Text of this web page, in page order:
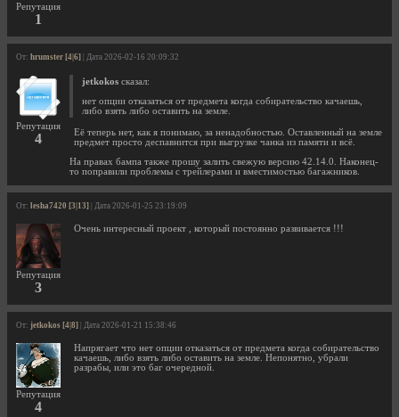
Репутация
1
От: hrumster [4|6] | Дата 2026-02-16 20:09:32
Репутация
4
jetkokos сказал:
нет опции отказаться от предмета когда собирательство качаешь,
либо взять либо оставить на земле.
Её теперь нет, как я понимаю, за ненадобностью. Оставленный на земле
предмет просто деспавнится при выгрузке чанка из памяти и всё.
На правах бампа также прошу залить свежую версию 42.14.0. Наконец-
то поправили проблемы с трейлерами и вместимостью багажников.
От: lesha7420 [3|13] | Дата 2026-01-25 23:19:09
Репутация
3
Очень интересный проект , который постоянно развивается !!!
От: jetkokos [4|8] | Дата 2026-01-21 15:38:46
Репутация
4
Напрягает что нет опции отказаться от предмета когда собирательство
качаешь, либо взять либо оставить на земле. Непонятно, убрали
разрабы, или это баг очередной.